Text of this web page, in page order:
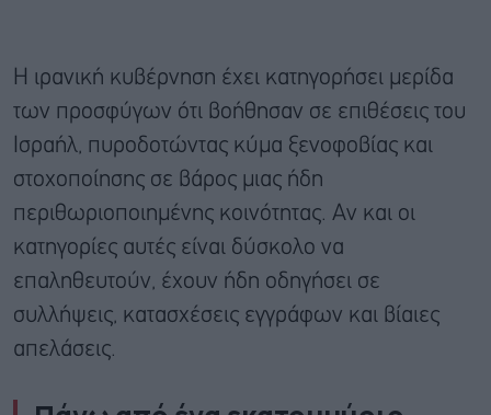
Η ιρανική κυβέρνηση έχει κατηγορήσει μερίδα
των προσφύγων ότι βοήθησαν σε επιθέσεις του
Ισραήλ, πυροδοτώντας κύμα ξενοφοβίας και
στοχοποίησης σε βάρος μιας ήδη
περιθωριοποιημένης κοινότητας. Αν και οι
κατηγορίες αυτές είναι δύσκολο να
επαληθευτούν, έχουν ήδη οδηγήσει σε
συλλήψεις, κατασχέσεις εγγράφων και βίαιες
απελάσεις.